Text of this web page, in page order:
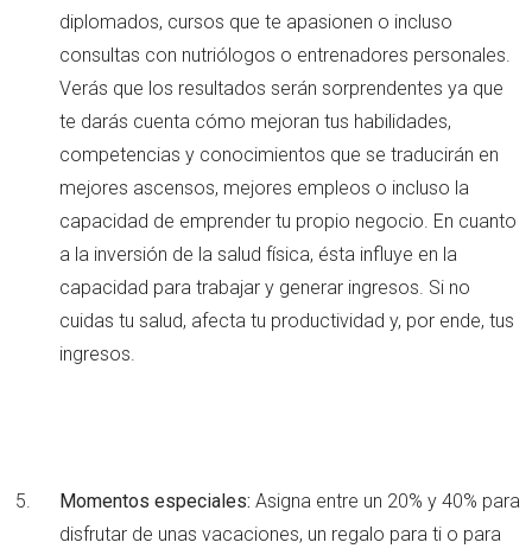
diplomados, cursos que te apasionen o incluso
consultas con nutriólogos o entrenadores personales.
Verás que los resultados serán sorprendentes ya que
te darás cuenta cómo mejoran tus habilidades,
competencias y conocimientos que se traducirán en
mejores ascensos, mejores empleos o incluso la
capacidad de emprender tu propio negocio. En cuanto
a la inversión de la salud física, ésta influye en la
capacidad para trabajar y generar ingresos. Si no
cuidas tu salud, afecta tu productividad y, por ende, tus
ingresos.
Momentos especiales: Asigna entre un 20% y 40% para
disfrutar de unas vacaciones, un regalo para ti o para